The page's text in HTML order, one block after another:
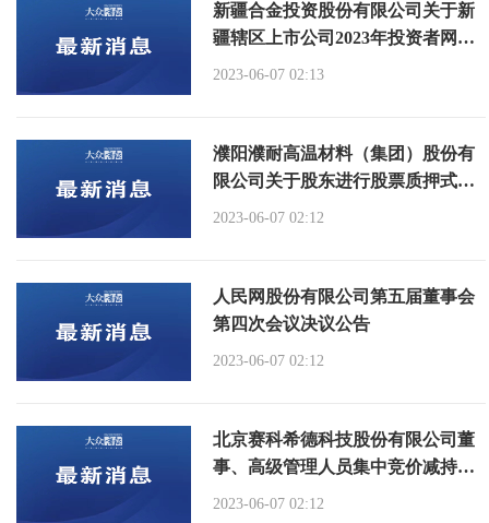
新疆合金投资股份有限公司关于新
疆辖区上市公司2023年投资者网上
集体接待日活动的公告
2023-06-07 02:13
濮阳濮耐高温材料（集团）股份有
限公司关于股东进行股票质押式回
购交易的公告
2023-06-07 02:12
人民网股份有限公司第五届董事会
第四次会议决议公告
2023-06-07 02:12
北京赛科希德科技股份有限公司董
事、高级管理人员集中竞价减持股
份结果公告
2023-06-07 02:12